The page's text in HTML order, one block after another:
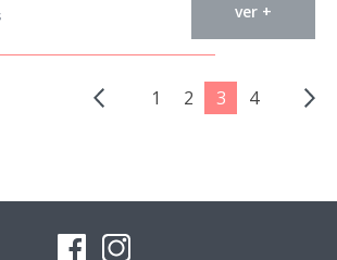
ver +
1 2 3 4